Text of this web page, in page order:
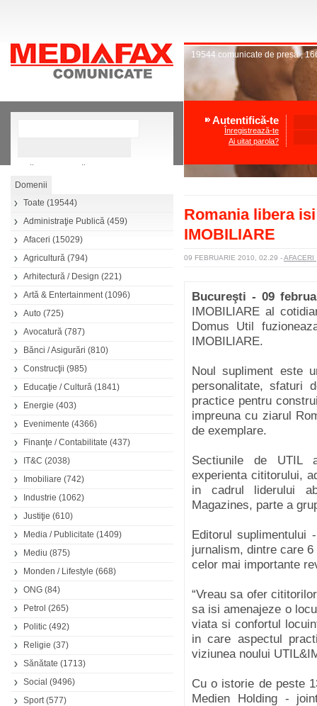
Căutare avansată
Toate (19544)
Administraţie Publică (459)
Afaceri (15029)
Agricultură (794)
Arhitectură / Design (221)
Artă & Entertainment(1096)
Auto (725)
Avocatură (787)
Bănci / Asigurări (810)
Construcţii (985)
Educaţie / Cultură (1841)
Energie (403)
Evenimente (4366)
Finanţe / Contabilitate (437)
IT&C (2038)
Imobiliare (742)
Industrie (1062)
Justiţie (610)
Media / Publicitate (1409)
Mediu (875)
Monden / Lifestyle (668)
ONG (84)
Petrol (265)
Politic (492)
Religie (37)
Sănătate (1713)
Social (9496)
Sport(577)
19544 comunicate de presă,
Autentifică-te
Înregistrează-te
Ai uitat parola?
Romania libera
IMOBILIARE
09 FEBRUARIE 2010, 02.29 -AFACERI
Bucureşti - 09
IMOBILIARE al
Domus Util
IMOBILIARE.
Noul supliment este
personalitate, sfaturi
practice pentru
impreuna cu ziarul
de exemplare.
Sectiunile de UTIL
experienta cititorului,
in cadrul liderului
Magazines, parte a
Editorul suplimentului
jurnalism, dintre care
celor mai importante
“Vreau sa ofer
sa isi amenajeze o
viata si confortul
in care aspectul
viziunea noului
Cu o istorie de peste
Medien Holding -